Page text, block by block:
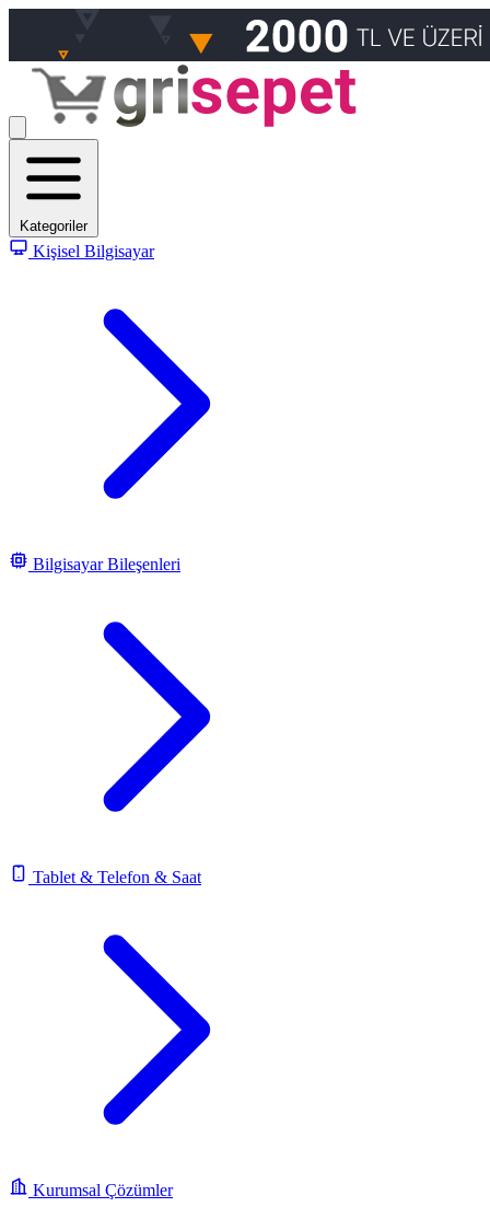
Kategoriler
Kişisel Bilgisayar
Bilgisayar Bileşenleri
Tablet & Telefon & Saat
Kurumsal Çözümler